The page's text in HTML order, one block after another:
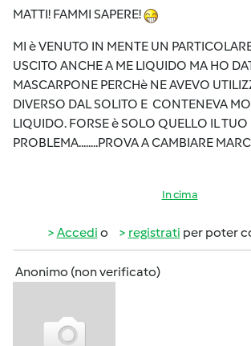
MATTI! FAMMI SAPERE!
MI è VENUTO IN MENTE UN
USCITO ANCHE A ME LIQUIDO MA HO
MASCARPONE PERCHè NE AVEVO
DIVERSO DAL SOLITO E CONTENEVA
LIQUIDO. FORSE è SOLO QUELLO IL TUO
PROBLEMA........PROVA A CAMBIARE
In cima
Accedi o registrati per poter
Anonimo (non verificato)